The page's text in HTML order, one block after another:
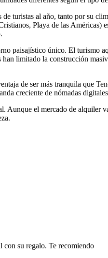
turistas al año, tanto por su
Playa de las Américas)
paisajístico único. El turismo
limitado la construcción
de ser más tranquila que
creciente de nómadas
el mercado de alquiler
con su regalo. Te recomiendo